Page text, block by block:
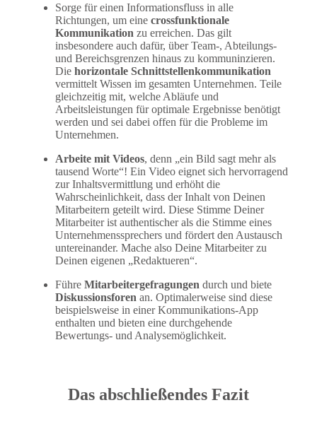
Sorge für einen Informationsfluss in alle
Richtungen, um eine crossfunktionale
Kommunikation zu erreichen. Das gilt
insbesondere auch dafür, über Team-, Abteilungs-
und Bereichsgrenzen hinaus zu kommuninzieren.
Die horizontale Schnittstellenkommunikation
vermittelt Wissen im gesamten Unternehmen. Teile
gleichzeitig mit, welche Abläufe und
Arbeitsleistungen für optimale Ergebnisse benötigt
werden und sei dabei offen für die Probleme im
Unternehmen.
Arbeite mit Videos, denn „ein Bild sagt mehr als
tausend Worte“! Ein Video eignet sich hervorragend
zur Inhaltsvermittlung und erhöht die
Wahrscheinlichkeit, dass der Inhalt von Deinen
Mitarbeitern geteilt wird. Diese Stimme Deiner
Mitarbeiter ist authentischer als die Stimme eines
Unternehmenssprechers und fördert den Austausch
untereinander. Mache also Deine Mitarbeiter zu
Deinen eigenen „Redaktueren“.
Führe Mitarbeitergefragungen durch und biete
Diskussionsforen an. Optimalerweise sind diese
beispielsweise in einer Kommunikations-App
enthalten und bieten eine durchgehende
Bewertungs- und Analysemöglichkeit.
Das abschließendes Fazit